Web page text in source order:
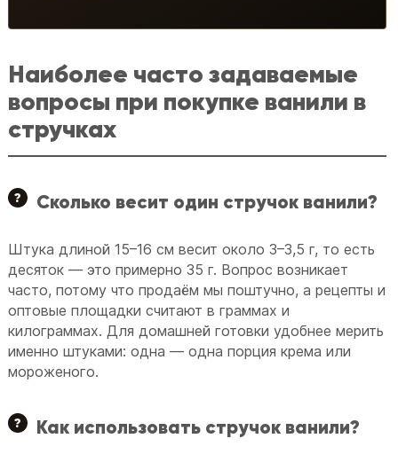
Наиболее часто задаваемые
вопросы при покупке ванили в
стручках
Сколько весит один стручок ванили?
Штука длиной 15–16 см весит около 3–3,5 г, то есть
десяток — это примерно 35 г. Вопрос возникает
часто, потому что продаём мы поштучно, а рецепты и
оптовые площадки считают в граммах и
килограммах. Для домашней готовки удобнее мерить
именно штуками: одна — одна порция крема или
мороженого.
Как использовать стручок ванили?